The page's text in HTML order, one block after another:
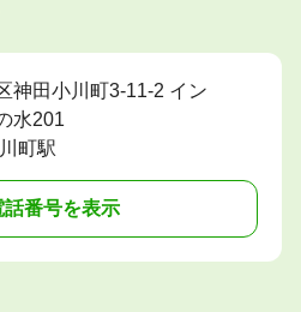
神田小川町3-11-2 イン
水201
町駅
話番号を表示